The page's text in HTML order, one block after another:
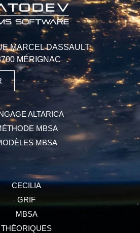
ALTARICA
MBSA
MBSA
MARCEL DASSAULT
MÉRIGNAC
CECILIA
GRIF
MBSA
THÉORIQUES